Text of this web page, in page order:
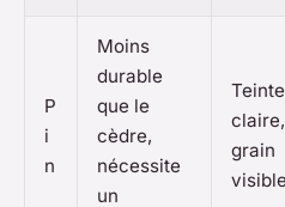
P
i
n
Moins
durable
que le
cèdre,
nécessite
un
Teinte
claire,
grain
visible